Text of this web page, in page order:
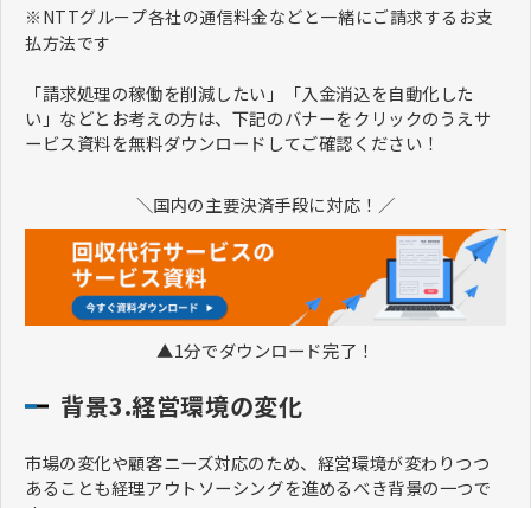
※NTTグループ各社の通信料金などと一緒にご請求するお支
払方法です
「請求処理の稼働を削減したい」「入金消込を自動化した
い」などとお考えの方は、下記のバナーをクリックのうえサ
ービス資料を無料ダウンロードしてご確認ください！
＼国内の主要決済手段に対応！／
▲1分でダウンロード完了！
背景3.経営環境の変化
市場の変化や顧客ニーズ対応のため、経営環境が変わりつつ
あることも経理アウトソーシングを進めるべき背景の一つで